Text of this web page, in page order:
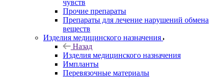
чувств
Прочие препараты
Препараты для лечение нарушений обмена
веществ
Изделия медицинского назначения
Назад
Изделия медицинского назначения
Импланты
Перевязочные материалы